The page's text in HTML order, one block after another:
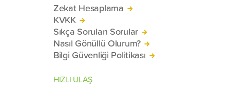
Zekat Hesaplama
KVKK
Sıkça Sorulan Sorular
Nasıl Gönüllü Olurum?
Bilgi Güvenliği Politikası
HIZLI ULAŞ